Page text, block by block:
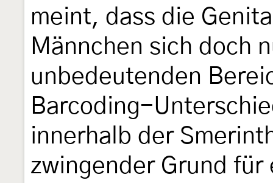
meint, dass die
Männchen sich doch
unbedeutenden
Barcoding-
innerhalb der
zwingender Grund